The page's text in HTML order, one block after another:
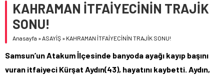
KAHRAMAN İTFAİYECİNİN TRAJİK
SONU!
Anasayfa »ASAYİŞ » KAHRAMAN İTFAİYECİNİN TRAJİK SONU!
Samsun’un Atakum İlçesinde banyoda ayağı kayıp başını
vuran itfaiyeci Kürşat Aydın(43), hayatını kaybetti. Aydın,